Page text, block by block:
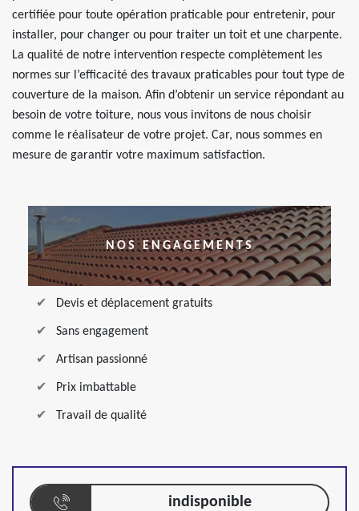
certifiée pour toute opération praticable pour entretenir, pour
installer, pour changer ou pour traiter un toit et une charpente.
La qualité de notre intervention respecte complètement les
normes sur l’efficacité des travaux praticables pour tout type de
couverture de la maison. Afin d’obtenir un service répondant au
besoin de votre toiture, nous vous invitons de nous choisir
comme le réalisateur de votre projet. Car, nous sommes en
mesure de garantir votre maximum satisfaction.
NOS ENGAGEMENTS
Devis et déplacement gratuits
Sans engagement
Artisan passionné
Prix imbattable
Travail de qualité
indisponible